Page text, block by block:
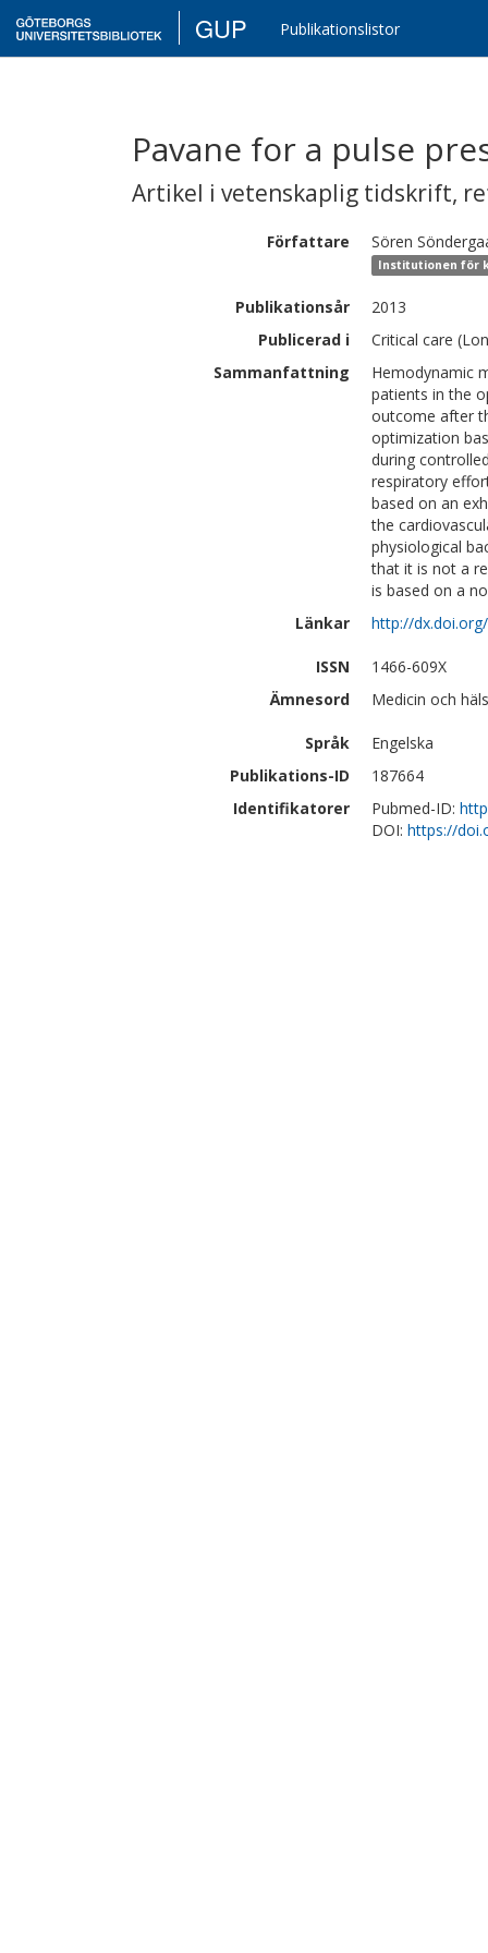
GUP Publikationslistor
Pavane for a pulse
Artikel i vetenskaplig tidskrift,
Författare Sören
Institutionen för
Publikationsår
2013
Publicerad i
Critical care
Sammanfattning
Hemodynamic
patients in the
outcome after
optimization
during
respiratory
based on an
the
physiological
that it is not a
is based on a
Länkar
http://
ISSN
1466-609X
Ämnesord
Medicin och
Språk
Engelska
Publikations-ID
187664
Identifikatorer
Pubmed-ID:
DOI: https://